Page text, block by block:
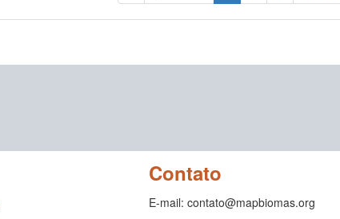
Contato
E-mail: contato@mapbiomas.org